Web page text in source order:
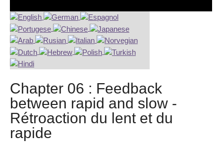
Chapter 06 : Feedback
between rapid and slow -
Rétroaction du lent et du
rapide